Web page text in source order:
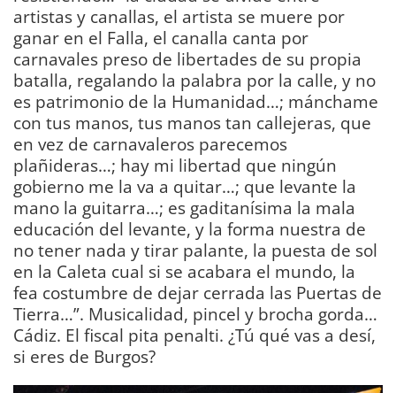
artistas y canallas, el artista se muere por
ganar en el Falla, el canalla canta por
carnavales preso de libertades de su propia
batalla, regalando la palabra por la calle, y no
es patrimonio de la Humanidad…; mánchame
con tus manos, tus manos tan callejeras, que
en vez de carnavaleros parecemos
plañideras…; hay mi libertad que ningún
gobierno me la va a quitar…; que levante la
mano la guitarra…; es gaditanísima la mala
educación del levante, y la forma nuestra de
no tener nada y tirar palante, la puesta de sol
en la Caleta cual si se acabara el mundo, la
fea costumbre de dejar cerrada las Puertas de
Tierra…”. Musicalidad, pincel y brocha gorda…
Cádiz. El fiscal pita penalti. ¿Tú qué vas a desí,
si eres de Burgos?